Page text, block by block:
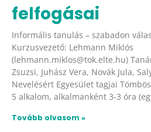
felfogásai
Informális tanulás – szabadon
Kurzusvezető: Lehmann Miklós
(lehmann.miklos@tok.elte.hu)
Zsuzsi, Juhász Vera, Novák Jula,
Nevelésért Egyesület tagjai
5 alkalom, alkalmanként 3-3 óra
Tovább olvasom »